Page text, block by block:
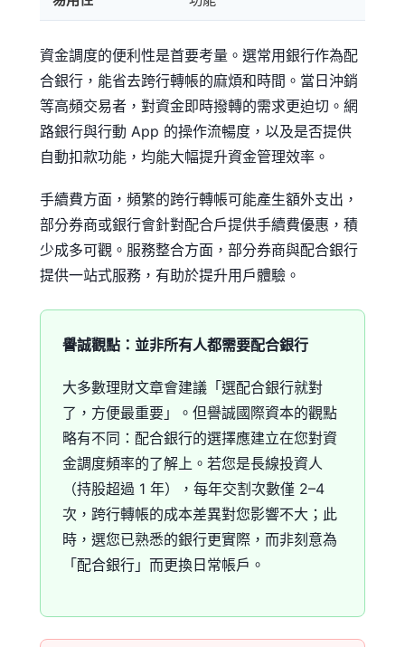
資金調度的便利性是首要考量。選常用銀行作為配
合銀行，能省去跨行轉帳的麻煩和時間。當日沖銷
等高頻交易者，對資金即時撥轉的需求更迫切。網
路銀行與行動 App 的操作流暢度，以及是否提供
自動扣款功能，均能大幅提升資金管理效率。
手續費方面，頻繁的跨行轉帳可能產生額外支出，
部分券商或銀行會針對配合戶提供手續費優惠，積
少成多可觀。服務整合方面，部分券商與配合銀行
提供一站式服務，有助於提升用戶體驗。
譽誠觀點：並非所有人都需要配合銀行
大多數理財文章會建議「選配合銀行就對
了，方便最重要」。但譽誠國際資本的觀點
略有不同：配合銀行的選擇應建立在您對資
金調度頻率的了解上。若您是長線投資人
（持股超過 1 年），每年交割次數僅 2–4
次，跨行轉帳的成本差異對您影響不大；此
時，選您已熟悉的銀行更實際，而非刻意為
「配合銀行」而更換日常帳戶。